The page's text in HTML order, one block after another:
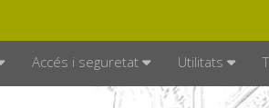
Accés i seguretat Utilitats